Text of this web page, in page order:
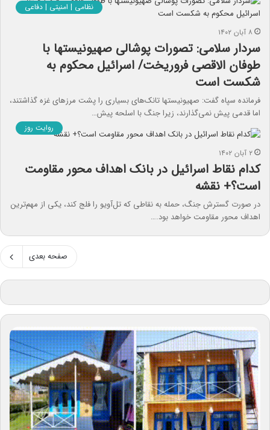
نظامی | امنیتی | دفاعی
۸ آبان ۱۴۰۲
سردار سلامی: تصورات پوشالی صهیونیستها با
طوفان الاقصی فروریخت/ اسرائیل محکوم به
شکست است
فرمانده سپاه گفت: صهیونیستها تانک‌های بسیاری را پشت مرزهای غزه گذاشتند،
اما قدمی پیش نمی‌گذارند، زیرا جنگ با اسلحه پیش‌…
روایت روز
۲ آبان ۱۴۰۲
کدام نقاط اسرائیل در بانک اهداف محور مقاومت
است؟+ نقشه
در صورت گسترش جنگ، حمله به نقاطی که تل‌آویو را فلج کند، یکی از مهم‌ترین
اهداف محور مقاومت خواهد بود.…
صفحه بعدی